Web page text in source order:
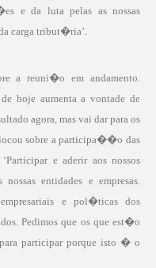
e da luta pelas as nossas
carga tribut�ria’.
a reuni�o em andamento.
hoje aumenta a vontade de
agora, mas vai dar para os
sobre a participa��o das
e aderir aos nossos
entidades e empresas.
e pol�ticas dos
Pedimos que os que est�o
participar porque isto � o